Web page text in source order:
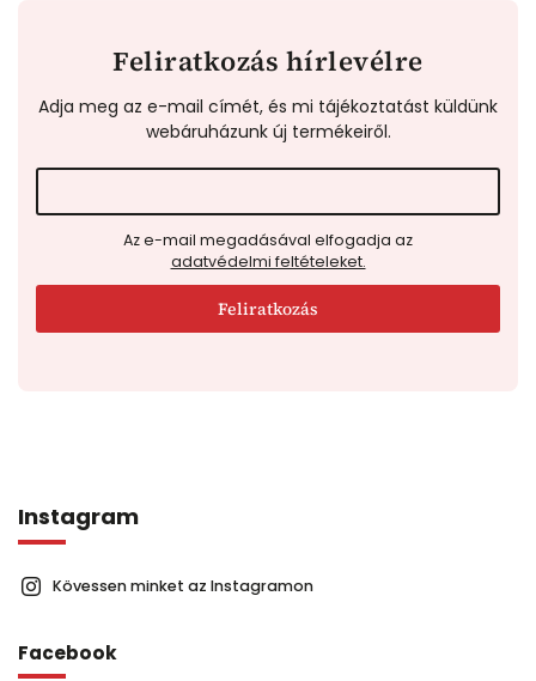
Feliratkozás hírlevélre
Adja meg az e-mail címét, és mi tájékoztatást küldünk
webáruházunk új termékeiről.
adatvédelmi feltételeket.
Feliratkozás
Instagram
Kövessen minket az Instagramon
Facebook